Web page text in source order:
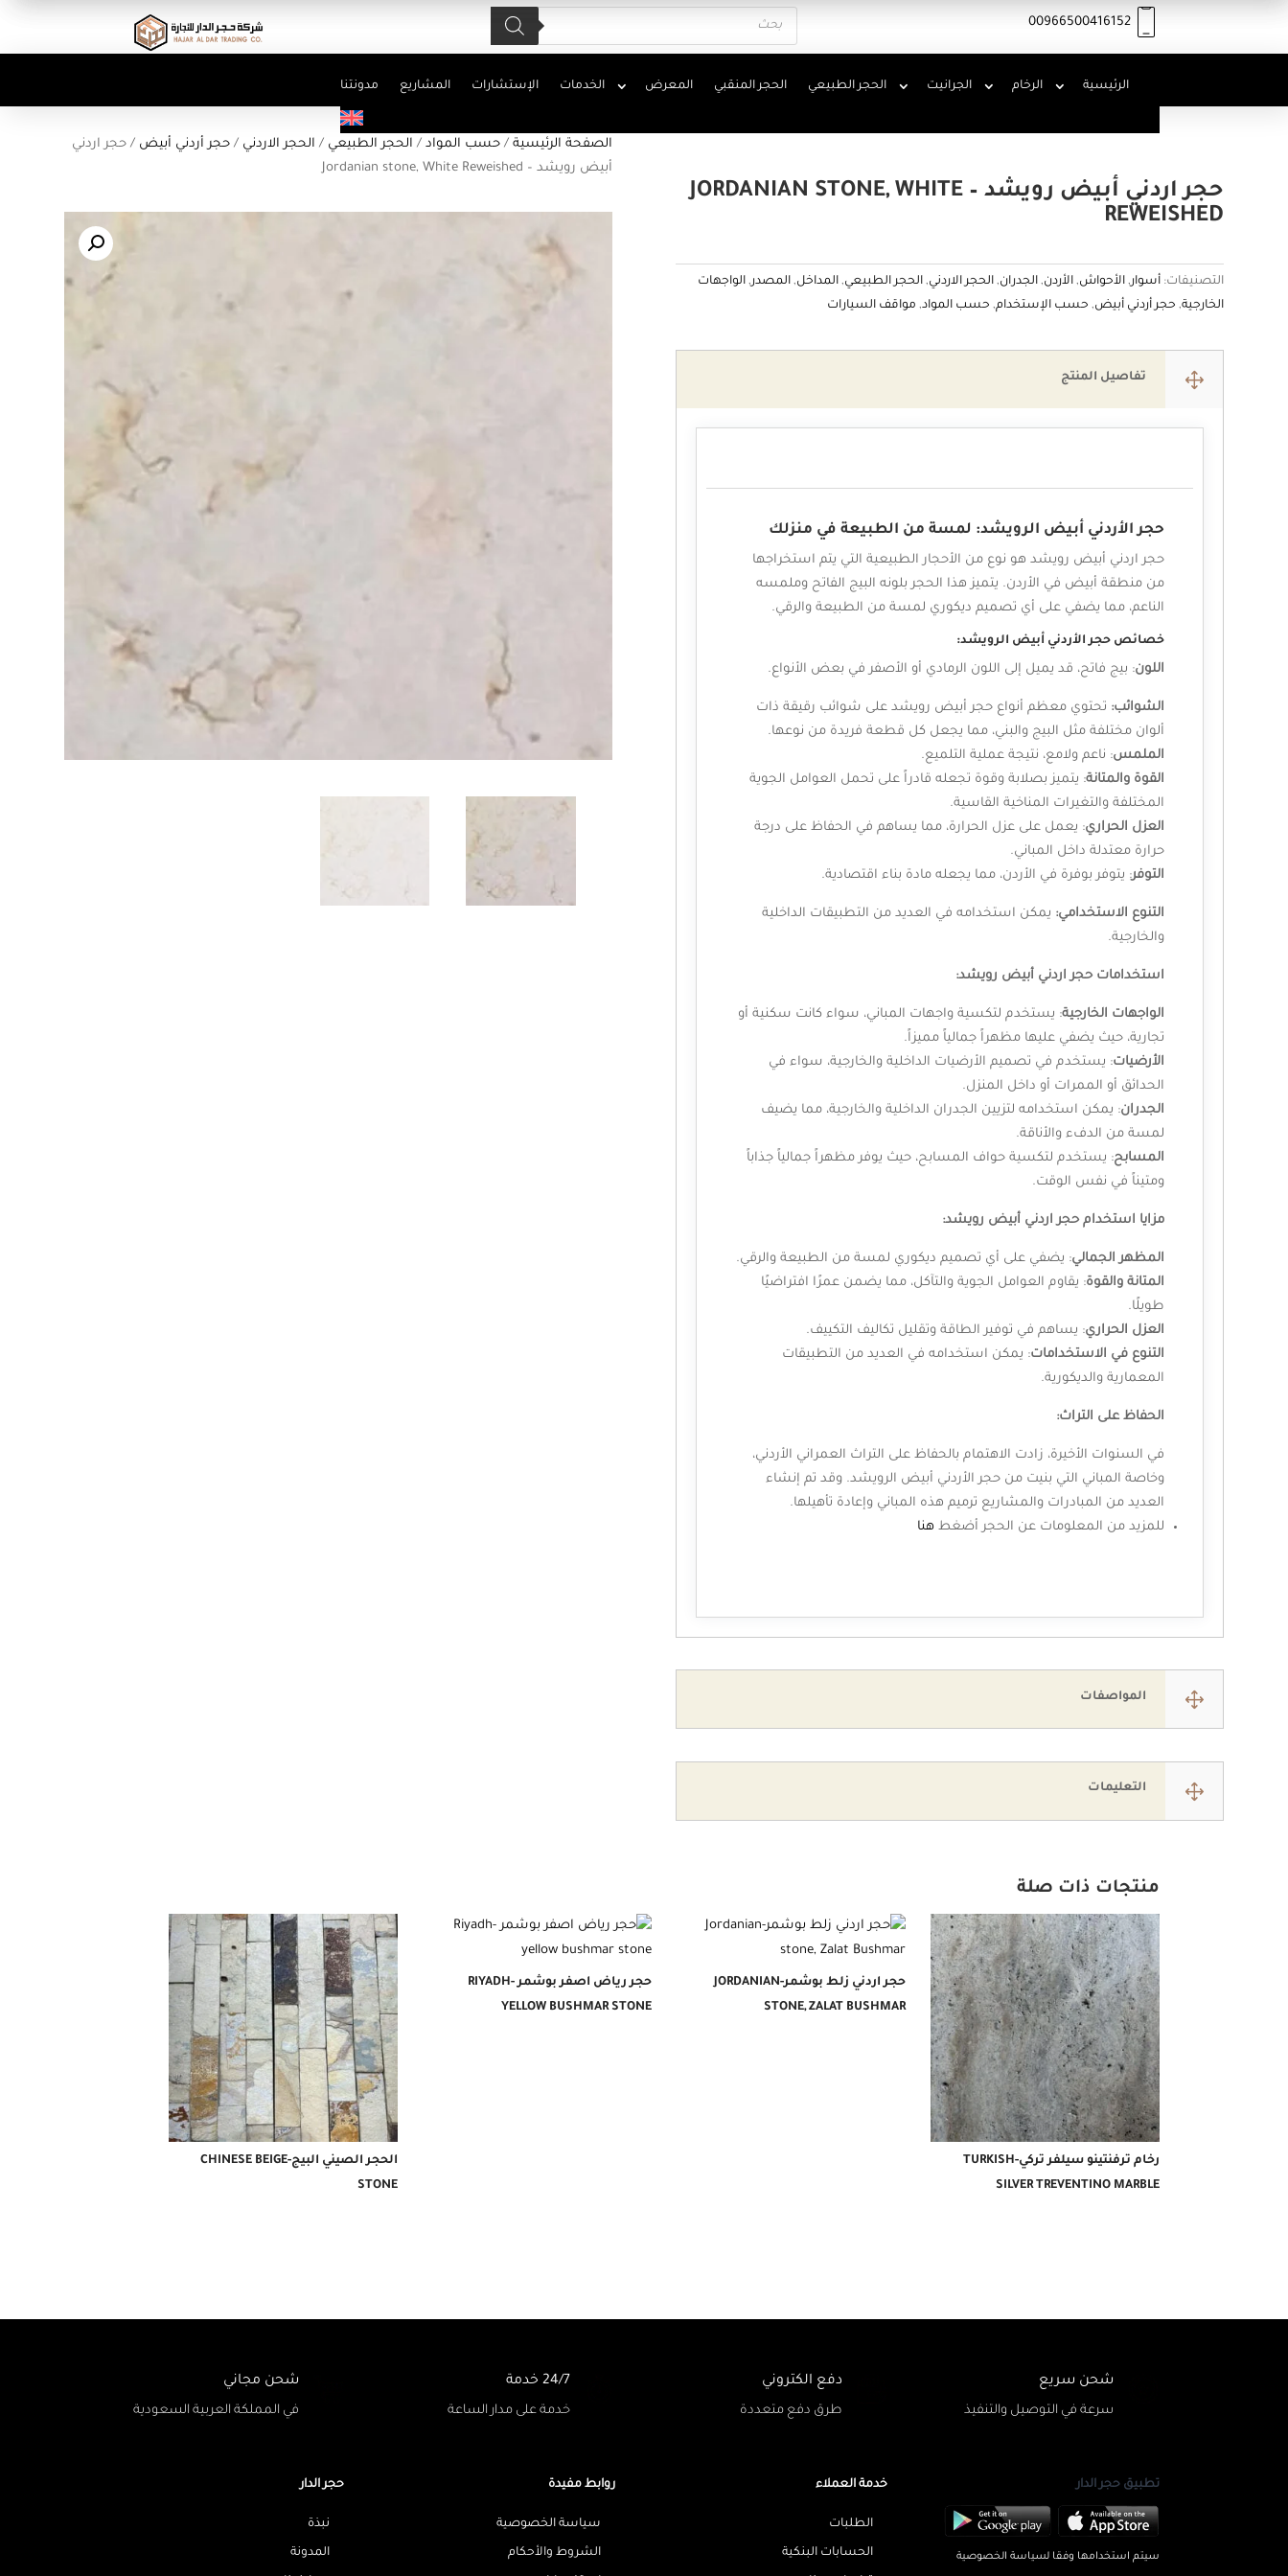
Products
search
00966500416152
الرئيسية الرخام الجرانيت الحجر الطبيعي الحجر المنقبي المعرض الخدمات الإستشارات المشاريع مدونتنا
الصفحة الرئيسية /حسب المواد / الحجر الطبيعي / الحجر الاردني /حجر أردني أبيض / حجر اردني
أبيض رويشد – Jordanian stone, White Reweished
حجر اردني أبيض رويشد – JORDANIAN STONE, WHITE
REWEISHED
التصنيفات:أسوار,الأحواش,الأردن,الجدران,الحجر الاردني,الحجر الطبيعي,المداخل,المصدر,الواجهات
الخارجية, حجر أردني أبيض, حسب الإستخدام, حسب المواد, مواقف السيارات
1 تفاصيل المنتج
حجر الأردني أبيض الرويشد: لمسة من الطبيعة في منزلك
حجر اردني أبيض رويشد هو نوع من الأحجار الطبيعية التي يتم استخراجها
من منطقة أبيض في الأردن. يتميز هذا الحجر بلونه البيج الفاتح وملمسه
الناعم، مما يضفي على أي تصميم ديكوري لمسة من الطبيعة والرقي.
خصائص حجر الأردني أبيض الرويشد:
اللون: بيج فاتح، قد يميل إلى اللون الرمادي أو الأصفر في بعض الأنواع.
الشوائب: تحتوي معظم أنواع حجر أبيض رويشد على شوائب رقيقة ذات
ألوان مختلفة مثل البيج والبني، مما يجعل كل قطعة فريدة من نوعها.
الملمس: ناعم ولامع، نتيجة عملية التلميع.
القوة والمتانة: يتميز بصلابة وقوة تجعله قادراً على تحمل العوامل الجوية
المختلفة والتغيرات المناخية القاسية.
العزل الحراري: يعمل على عزل الحرارة، مما يساهم في الحفاظ على درجة
حرارة معتدلة داخل المباني.
التوفر: يتوفر بوفرة في الأردن، مما يجعله مادة بناء اقتصادية.
التنوع الاستخدامي: يمكن استخدامه في العديد من التطبيقات الداخلية
والخارجية.
استخدامات حجر اردني أبيض رويشد:
الواجهات الخارجية: يستخدم لتكسية واجهات المباني، سواء كانت سكنية أو
تجارية، حيث يضفي عليها مظهراً جمالياً مميزاً.
الأرضيات: يستخدم في تصميم الأرضيات الداخلية والخارجية، سواء في
الحدائق أو الممرات أو داخل المنزل.
الجدران: يمكن استخدامه لتزيين الجدران الداخلية والخارجية، مما يضيف
لمسة من الدفء والأناقة.
المسابح: يستخدم لتكسية حواف المسابح، حيث يوفر مظهراً جمالياً جذاباً
ومتيناً في نفس الوقت.
مزايا استخدام حجر اردني أبيض رويشد:
المظهر الجمالي: يضفي على أي تصميم ديكوري لمسة من الطبيعة والرقي.
المتانة والقوة: يقاوم العوامل الجوية والتآكل، مما يضمن عمرًا افتراضيًا
طويلًا.
العزل الحراري: يساهم في توفير الطاقة وتقليل تكاليف التكييف.
التنوع في الاستخدامات: يمكن استخدامه في العديد من التطبيقات
المعمارية والديكورية.
الحفاظ على التراث:
في السنوات الأخيرة، زادت الاهتمام بالحفاظ على التراث العمراني الأردني،
وخاصة المباني التي بنيت من حجر الأردني أبيض الرويشد. وقد تم إنشاء
العديد من المبادرات والمشاريع ترميم هذه المباني وإعادة تأهيلها.
للمزيد من المعلومات عن الحجر أضغط هنا
1 المواصفات
1 التعليمات
منتجات ذات صلة
رخام ترفنتينو سيلفر تركي-TURKISH
SILVER TREVENTINO MARBLE
حجر اردني زلط بوشمر-JORDANIAN
STONE, ZALAT BUSHMAR
حجر رياض اصفر بوشمر -RIYADH
YELLOW BUSHMAR STONE
الحجر الصيني البيج-CHINESE BEIGE
STONE
شحن مجاني
في المملكة العربية السعودية
24/7 خدمة
خدمة على مدار الساعة
دفع الكتروني
طرق دفع متعددة
شحن سريع
سرعة في التوصيل والتنفيذ
حجر الدار
نبذة
المدونة
روابط مفيدة
سياسة الخصوصية
الشروط والأحكام
خدمة العملاء
الطلبات
الحسابات البنكية
تطبيق حجر الدار
سيتم استخدامها وفقا لسياسة الخصوصية